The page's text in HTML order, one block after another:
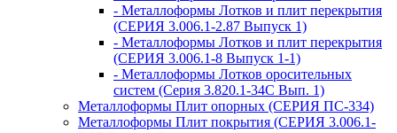
- Металлоформы Лотков и плит перекрытия
(СЕРИЯ 3.006.1-2.87 Выпуск 1)
- Металлоформы Лотков и плит перекрытия
(СЕРИЯ 3.006.1-8 Выпуск 1-1)
- Металлоформы Лотков оросительных
систем (Серия 3.820.1-34С Вып. 1)
Металлоформы Плит опорных (СЕРИЯ ПС-334)
Металлоформы Плит покрытия (СЕРИЯ 3.006.1-